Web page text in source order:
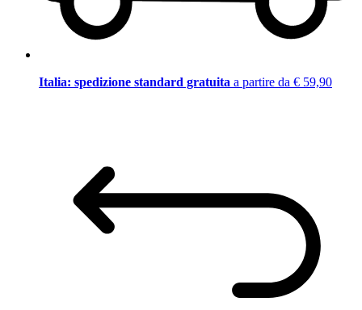
Italia: spedizione standard gratuita a partire da € 59,90